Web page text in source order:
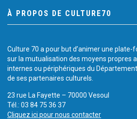
À PROPOS DE CULTURE70
Culture 70 a pour but d’animer une
sur la mutualisation des moyens propres
internes ou périphériques du
de ses partenaires culturels.
23 rue La Fayette – 70000 Vesoul
Tél.: 03 84 75 36 37
Cliquez ici pour nous contacter